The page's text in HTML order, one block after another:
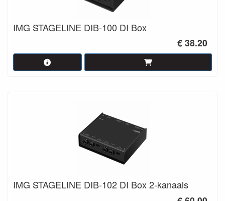
IMG STAGELINE DIB-100 DI Box
€ 38.20
IMG STAGELINE DIB-102 DI Box 2-kanaals